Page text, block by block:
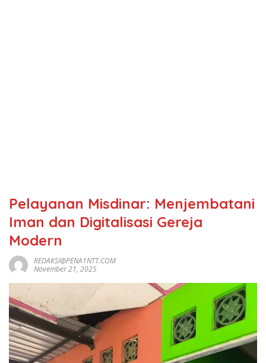
Pelayanan Misdinar: Menjembatani
Iman dan Digitalisasi Gereja
Modern
REDAKSI@PENA1NTT.COM
November 21, 2025